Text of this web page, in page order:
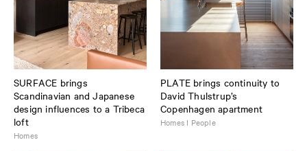
SURFACE brings
Scandinavian and Japanese
design influences to a Tribeca
loft
Homes
PLATE brings continuity to
David Thulstrup’s
Copenhagen apartment
Homes I People